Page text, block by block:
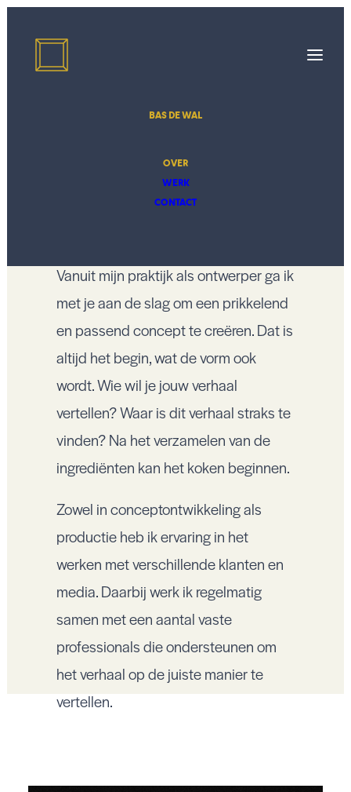
BAS DE WAL
OVER
WERK
CONTACT
Vanuit mijn praktijk als ontwerper ga ik
met je aan de slag om een prikkelend
en passend concept te creëren. Dat is
altijd het begin, wat de vorm ook
wordt. Wie wil je jouw verhaal
vertellen? Waar is dit verhaal straks te
vinden? Na het verzamelen van de
ingrediënten kan het koken beginnen.
Zowel in conceptontwikkeling als
productie heb ik ervaring in het
werken met verschillende klanten en
media. Daarbij werk ik regelmatig
samen met een aantal vaste
professionals die ondersteunen om
het verhaal op de juiste manier te
vertellen.